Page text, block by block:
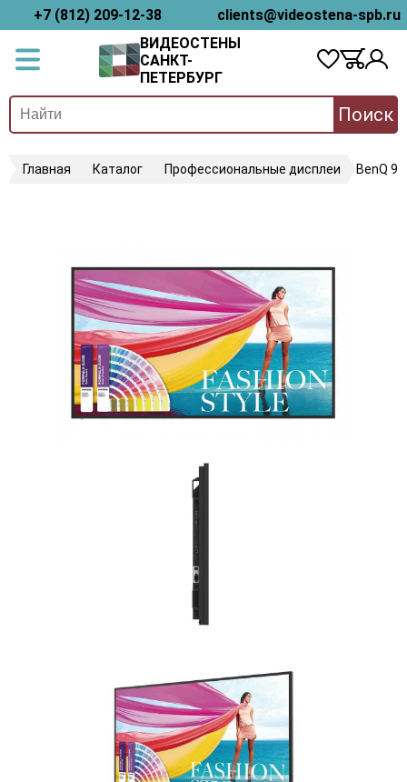
+7 (812) 209-12-38
clients@videostena-spb.ru
ВИДЕОСТЕНЫ
САНКТ-
ПЕТЕРБУРГ
Поиск
Главная Каталог Профессиональные дисплеи BenQ